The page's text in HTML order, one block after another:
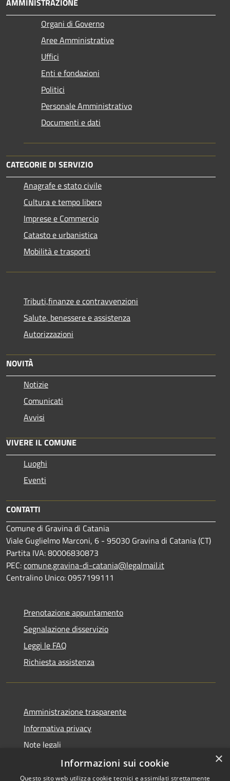
AMMINISTRAZIONE
Organi di Governo
Aree Amministrative
Uffici
Enti e fondazioni
Politici
Personale Amministrativo
Documenti e dati
CATEGORIE DI SERVIZIO
Anagrafe e stato civile
Cultura e tempo libero
Imprese e Commercio
Catasto e urbanistica
Mobilità e trasporti
Tributi,finanze e contravvenzioni
Salute, benessere e assistenza
Autorizzazioni
NOVITÀ
Notizie
Comunicati
Avvisi
VIVERE IL COMUNE
Luoghi
Eventi
CONTATTI
Comune di Gravina di Catania
Viale Guglielmo Marconi, 6 - 95030 Gravina di Catania (CT)
Partita IVA: 80006830873
PEC:comune.gravina-di-catania@legalmail.it
Centralino Unico: 0957199111
Prenotazione appuntamento
Segnalazione disservizio
Leggi le FAQ
Richiesta assistenza
Amministrazione trasparente
Informativa privacy
Note legali
Dichiarazione di accessibilità
×
Informazioni sui cookie
Questo sito web utilizza cookie tecnici e assimilati strettamente